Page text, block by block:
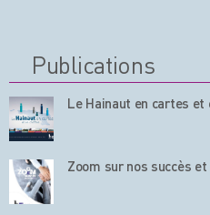
Publications
Le Hainaut en cartes
Zoom sur nos succès